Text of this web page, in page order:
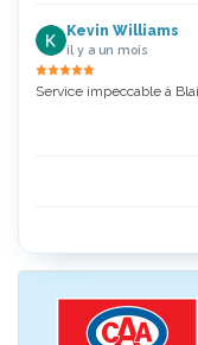
Kevin Williams
il y a un mois
Service impeccable à